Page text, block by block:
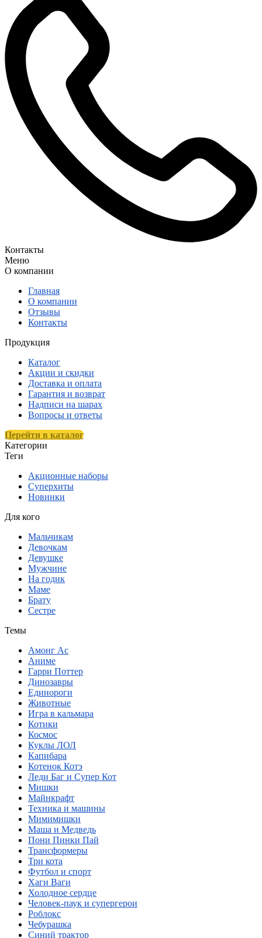
Контакты
Меню
О компании
Главная
О компании
Отзывы
Контакты
Продукция
Каталог
Акции и скидки
Доставка и оплата
Гарантия и возврат
Надписи на шарах
Вопросы и ответы
Перейти в каталог
Категории
Теги
Акционные наборы
Суперхиты
Новинки
Для кого
Мальчикам
Девочкам
Девушке
Мужчине
На годик
Маме
Брату
Сестре
Темы
Амонг Ас
Аниме
Гарри Поттер
Динозавры
Единороги
Животные
Игра в кальмара
Котики
Космос
Куклы ЛОЛ
Капибара
Котенок Котэ
Леди Баг и Супер Кот
Мишки
Майнкрафт
Техника и машины
Мимимишки
Маша и Медведь
Пони Пинки Пай
Трансформеры
Три кота
Футбол и спорт
Хаги Ваги
Холодное сердце
Человек-паук и супергерои
Роблокс
Чебурашка
Синий трактор